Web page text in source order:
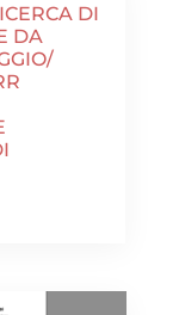
DI
DA